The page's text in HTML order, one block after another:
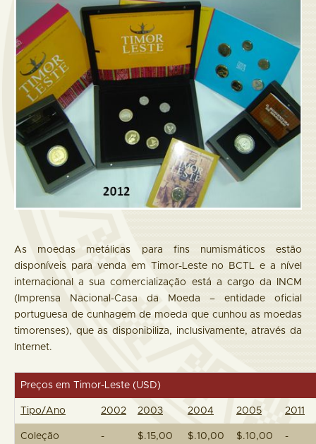
As moedas metálicas para fins numismáticos estão
disponíveis para venda em Timor-Leste no BCTL e a nível
internacional a sua comercialização está a cargo da INCM
(Imprensa Nacional-Casa da Moeda – entidade oficial
portuguesa de cunhagem de moeda que cunhou as moedas
timorenses), que as disponibiliza, inclusivamente, através da
Internet.
Preços em Timor-Leste (USD)
Tipo/Ano 2002 2003 2004 2005 2011
Coleção
- $.15,00 $.10,00 $.10,00 -